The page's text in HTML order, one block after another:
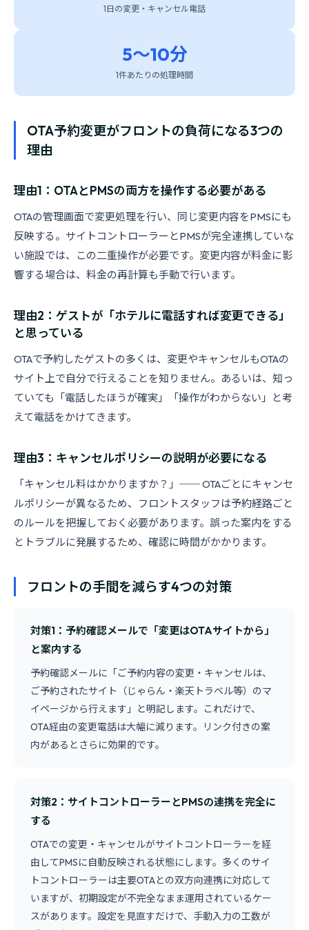
1日の変更・キャンセル電話
5〜10分
1件あたりの処理時間
OTA予約変更がフロントの負荷になる3つの
理由
理由1：OTAとPMSの両方を操作する必要がある
OTAの管理画面で変更処理を行い、同じ変更内容をPMSにも
反映する。サイトコントローラーとPMSが完全連携していな
い施設では、この二重操作が必要です。変更内容が料金に影
響する場合は、料金の再計算も手動で行います。
理由2：ゲストが「ホテルに電話すれば変更できる」
と思っている
OTAで予約したゲストの多くは、変更やキャンセルもOTAの
サイト上で自分で行えることを知りません。あるいは、知っ
ていても「電話したほうが確実」「操作がわからない」と考
えて電話をかけてきます。
理由3：キャンセルポリシーの説明が必要になる
「キャンセル料はかかりますか？」── OTAごとにキャンセ
ルポリシーが異なるため、フロントスタッフは予約経路ごと
のルールを把握しておく必要があります。誤った案内をする
とトラブルに発展するため、確認に時間がかかります。
フロントの手間を減らす4つの対策
対策1：予約確認メールで「変更はOTAサイトから」
と案内する
予約確認メールに「ご予約内容の変更・キャンセルは、
ご予約されたサイト（じゃらん・楽天トラベル等）のマ
イページから行えます」と明記します。これだけで、
OTA経由の変更電話は大幅に減ります。リンク付きの案
内があるとさらに効果的です。
対策2：サイトコントローラーとPMSの連携を完全に
する
OTAでの変更・キャンセルがサイトコントローラーを経
由してPMSに自動反映される状態にします。多くのサイ
トコントローラーは主要OTAとの双方向連携に対応して
いますが、初期設定が不完全なまま運用されているケー
スがあります。設定を見直すだけで、手動入力の工数が